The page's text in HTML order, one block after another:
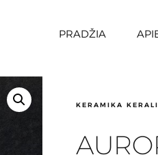
PRADŽIA
KERAMIKA